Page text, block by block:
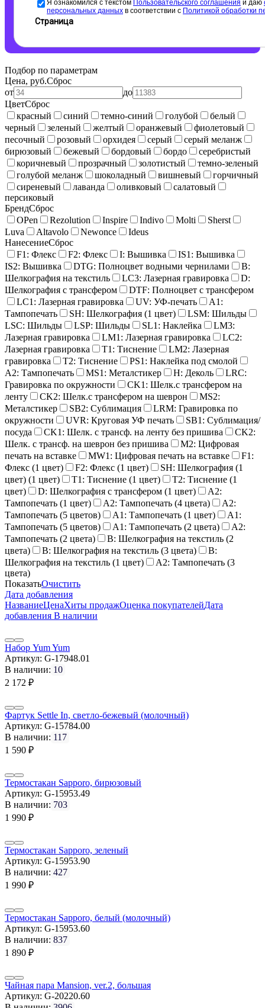
Я ознакомился с текстом Пользовательского соглашения и даю
персональных данных в соответствии с Политикой обработки
Страница
Подбор по параметрам
Цена, руб.Сброс
от
до
ЦветСброс
красный
синий темно-синий голубой
белый
черный
зеленый желтый оранжевый
фиолетовый
песочный
розовый орхидея серый
серый меланж
бирюзовый
бежевый бордовый бордо
серебристый
коричневый
прозрачный золотистый
темно-зеленый
голубой меланж
шоколадный вишневый
горчичный
сиреневый
лаванда оливковый
салатовый
персиковый
БрендСброс
OPen
Rezolution Inspire Indivo Molti
Sherst
Luva
Altavolo Newonce
Ideus
НанесениеСброс
F1: Флекс
F2: Флекс I: Вышивка
IS1: Вышивка
IS2: Вышивка
DTG: Полноцвет водными чернилами
B:
Шелкография на текстиль
LC3: Лазерная гравировка
D:
Шелкография с трансфером
DTF: Полноцвет с трансфером
LC1: Лазерная гравировка
UV: УФ-печать
A1:
Тампопечать
SH: Шелкография (1 цвет)
LSM: Шильды
LSC: Шильды
LSP: Шильды SL1: Наклейка
LM3:
Лазерная гравировка
LM1: Лазерная гравировка
LC2:
Лазерная гравировка
T1: Тиснение
LM2: Лазерная
гравировка
T2: Тиснение
PS1: Наклейка под смолой
A2: Тампопечать
MS1: Металстикер H: Деколь
LRC:
Гравировка по окружности
CK1: Шелк.с трансфером на
ленту
CK2: Шелк.с трансфером на шеврон
MS2:
Металстикер
SB2: Сублимация
LRM: Гравировка по
окружности
UVR: Круговая УФ печать
SB1: Сублимация/
посуда
CK1: Шелк. с трансф. на ленту без пришива
CK2:
Шелк. с трансф. на шеврон без пришива
M2: Цифровая
печать на вставке
MW1: Цифровая печать на вставке
F1:
Флекс (1 цвет)
F2: Флекс (1 цвет)
SH: Шелкография (1
цвет) (1 цвет)
T1: Тиснение (1 цвет)
T2: Тиснение (1
цвет)
D: Шелкография с трансфером (1 цвет)
A2:
Тампопечать (1 цвет)
A2: Тампопечать (4 цвета)
A2:
Тампопечать (5 цветов)
A1: Тампопечать (1 цвет)
A1:
Тампопечать (5 цветов)
A1: Тампопечать (2 цвета)
A2:
Тампопечать (2 цвета)
B: Шелкография на текстиль (2
цвета)
B: Шелкография на текстиль (3 цвета)
B:
Шелкография на текстиль (1 цвет)
A2: Тампопечать (3
цвета)
ПоказатьОчистить
Дата добавления
НазваниеЦенаХиты продажОценка покупателейДата
добавления В наличии
Набор Yum Yum
Артикул: G-17948.01
В наличии: 10
2 172 ₽
Фартук Settle In, светло-бежевый (молочный)
Артикул: G-15784.00
В наличии: 117
1 590 ₽
Термостакан Sapporo, бирюзовый
Артикул: G-15953.49
В наличии: 703
1 990 ₽
Термостакан Sapporo, зеленый
Артикул: G-15953.90
В наличии: 427
1 990 ₽
Термостакан Sapporo, белый (молочный)
Артикул: G-15953.60
В наличии: 837
1 890 ₽
Чайная пара Mansion, ver.2, большая
Артикул: G-20220.60